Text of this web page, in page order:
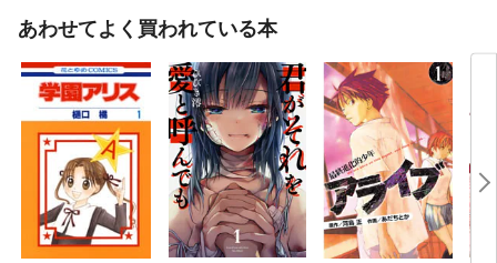
あわせてよく買われている本